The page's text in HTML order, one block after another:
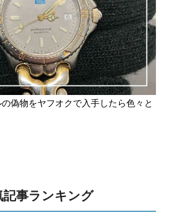
偽物をヤフオクで入手したら色々と
記事ランキング